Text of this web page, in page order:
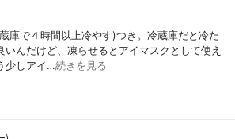
庫で４時間以上冷やす)つき。冷蔵庫だと冷た
いんだけど、凍らせるとアイマスクとして使え
少しアイ…続きを見る